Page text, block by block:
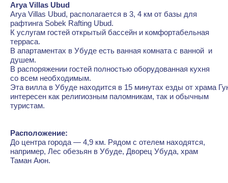
Arya Villas Ubud
Arya Villas Ubud, располагается в 3, 4 км от базы для
рафтинга Sobek Rafting Ubud.
К услугам гостей открытый бассейн и комфортабельная
терраса.
В апартаментах в Убуде есть ванная комната с ванной и
душем.
В распоряжении гостей полностью оборудованная кухня
со всем необходимым.
Эта вилла в Убуде находится в 15 минутах езды от храма
интересен как религиозным паломникам, так и обычным
туристам.
Расположение:
До центра города — 4,9 км. Рядом с отелем находятся,
например, Лес обезьян в Убуде, Дворец Убуда, храм
Таман Аюн.